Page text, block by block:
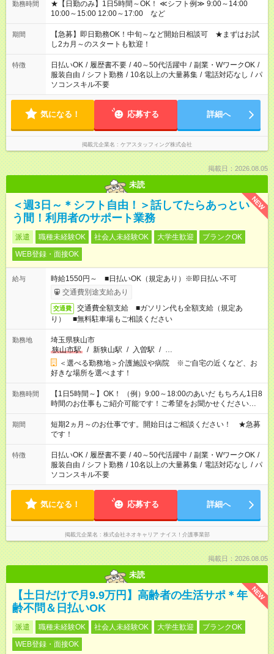
勤務時間
★【日勤のみ】1日5時間～OK！ ≪シフト例≫ 9:00～14:00
10:00～15:00 12:00～17:00 など
期間
【急募】即日勤務OK！中旬～など開始日相談可 ★まずはお試
し2カ月～のスタートも歓迎！
特徴 日払いOK / 履歴書不要 / 40～50代活躍中 / 副業・WワークOK /
服装自由 / シフト勤務 / 10名以上の大量募集 / 電話対応なし / パ
ソコンスキル不要
気になる！ 応募する 詳細へ
掲載元企業名 ケアスタッフィング株式会社
掲載日：2026.08.05
未読
NEW
＜週3日～＊シフト自由！＞話してたらあっとい
う間！利用者のサポート業務
派遣 職種未経験OK 社会人未経験OK 大学生歓迎
ブランクOK
WEB登録・面接OK
給与
時給1550円～ ■日払いOK（規定あり）※即日払い不可
交通費別途支給あり
交通費
交通費全額支給 ■ガソリン代も全額支給（規定あ
り） ■無料駐車場もご相談ください
勤務地
埼玉県狭山市
狭山市駅
/ 新狭山駅 / 入曽駅 / …
＜選べる勤務地＞介護施設や病院 ※ご自宅の近くなど、お
好きな場所を選べます！
勤務時間
【1日5時間～】OK！ （例）9:00～18:00のあいだ もちろん1日8
時間のお仕事もご紹介可能です！ご希望をお聞かせください！
その他の時間帯もあなたのライフスタイルに合わせて お選びい
ただけます！ 【シフト固定もOK】★家庭の都合でお休みが必要
な場合も遠慮なくご相談ください。 ※週最低15時間以上の勤務
が必要です
期間
短期2ヵ月～のお仕事です。開始日はご相談ください！ ★急募
です！
特徴 日払いOK / 履歴書不要 / 40～50代活躍中 / 副業・WワークOK /
服装自由 / シフト勤務 / 10名以上の大量募集 / 電話対応なし / パ
ソコンスキル不要
気になる！ 応募する 詳細へ
掲載元企業名 株式会社ネオキャリア ナイス！介護事業部
掲載日：2026.08.05
未読
NEW
【土日だけで月9.9万円】高齢者の生活サポ＊年
齢不問＆日払いOK
派遣 職種未経験OK 社会人未経験OK 大学生歓迎
ブランクOK
WEB登録・面接OK